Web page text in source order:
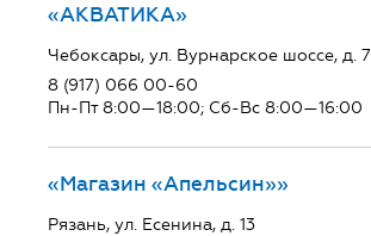
«АКВАТИКА»
Чебоксары, ул. Вурнарское шоссе, д. 7
8 (917) 066 00-60
Пн-Пт 8:00—18:00; Сб-Вс 8:00—16:00
«Магазин «Апельсин»»
Рязань, ул. Есенина, д. 13